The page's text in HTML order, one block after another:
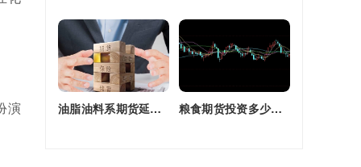
演
油脂油料系期货延续强劲走势(油脂期货是什么) 粮食期货投资多少钱一个月(粮食期货投资多少钱一个月啊)